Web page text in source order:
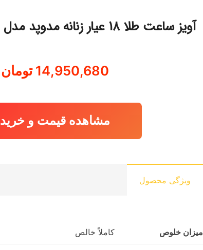
آویز ساعت طلا 18 عیار زنانه مدوپد مدل دایره کد CA11986
14,950,680 تومان
مشاهده قیمت و خرید
ویژگی محصول
میزان خلوص کاملاً خالص